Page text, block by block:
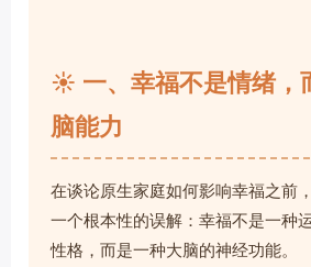
☀️ 一、幸福不是情绪，
脑能力
在谈论原生家庭如何影响幸福之前
一个根本性的误解：幸福不是一种
性格，而是一种大脑的神经功能。